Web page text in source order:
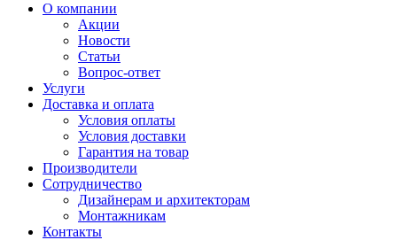
О компании
Акции
Новости
Статьи
Вопрос-ответ
Услуги
Доставка и оплата
Условия оплаты
Условия доставки
Гарантия на товар
Производители
Сотрудничество
Дизайнерам и архитекторам
Монтажникам
Контакты